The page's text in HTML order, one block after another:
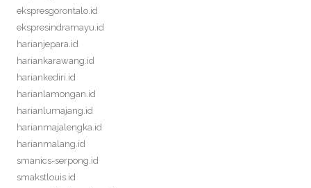
ekspresgorontalo.id
ekspresindramayu.id
harianjepara.id
hariankarawang.id
hariankediri.id
harianlamongan.id
harianlumajang.id
harianmajalengka.id
harianmalang.id
smanics-serpong.id
smakstlouis.id